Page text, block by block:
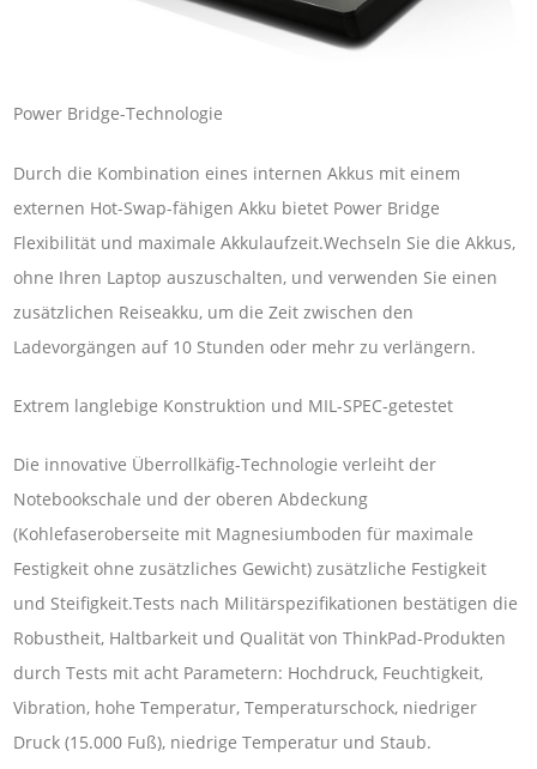
Power Bridge-Technologie
Durch die Kombination eines internen Akkus mit einem
externen Hot-Swap-fähigen Akku bietet Power Bridge
Flexibilität und maximale Akkulaufzeit.Wechseln Sie die Akkus,
ohne Ihren Laptop auszuschalten, und verwenden Sie einen
zusätzlichen Reiseakku, um die Zeit zwischen den
Ladevorgängen auf 10 Stunden oder mehr zu verlängern.
Extrem langlebige Konstruktion und MIL-SPEC-getestet
Die innovative Überrollkäfig-Technologie verleiht der
Notebookschale und der oberen Abdeckung
(Kohlefaseroberseite mit Magnesiumboden für maximale
Festigkeit ohne zusätzliches Gewicht) zusätzliche Festigkeit
und Steifigkeit.Tests nach Militärspezifikationen bestätigen die
Robustheit, Haltbarkeit und Qualität von ThinkPad-Produkten
durch Tests mit acht Parametern: Hochdruck, Feuchtigkeit,
Vibration, hohe Temperatur, Temperaturschock, niedriger
Druck (15.000 Fuß), niedrige Temperatur und Staub.